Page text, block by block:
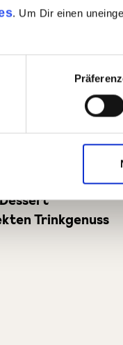
. Um Dir einen
hergestellt
Trinkgenuss